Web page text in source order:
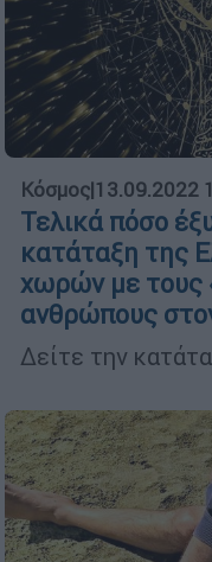
Κόσμος|13.09.2022
Τελικά πόσο
κατάταξη της
χωρών με τους
ανθρώπους
Δείτε την